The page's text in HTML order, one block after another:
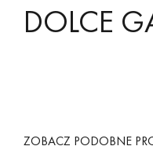
DOLCE
ZOBACZ PODOBNE